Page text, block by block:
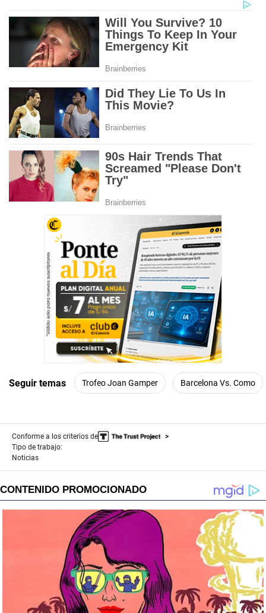
s
Seguir temas Trofeo Joan Gamper Barcelona Vs. Como
Conforme a los criterios de
Tipo de trabajo:
Noticias